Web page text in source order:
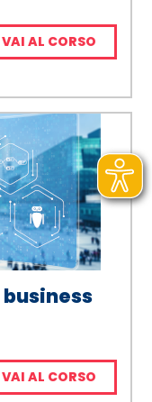
VAI AL CORSO
VAI AL CORSO